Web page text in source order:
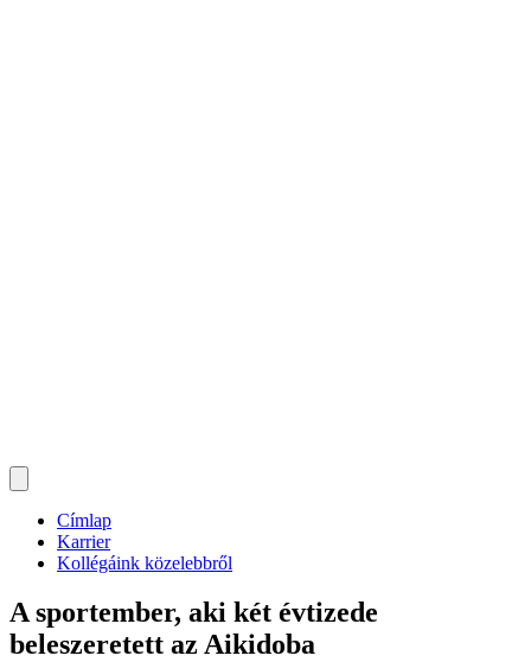
Címlap
Karrier
Kollégáink közelebbről
A sportember, aki két évtizede
beleszeretett az Aikidoba